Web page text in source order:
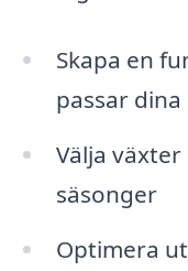
Skapa en
passar
Välja
säsonger
Optimera